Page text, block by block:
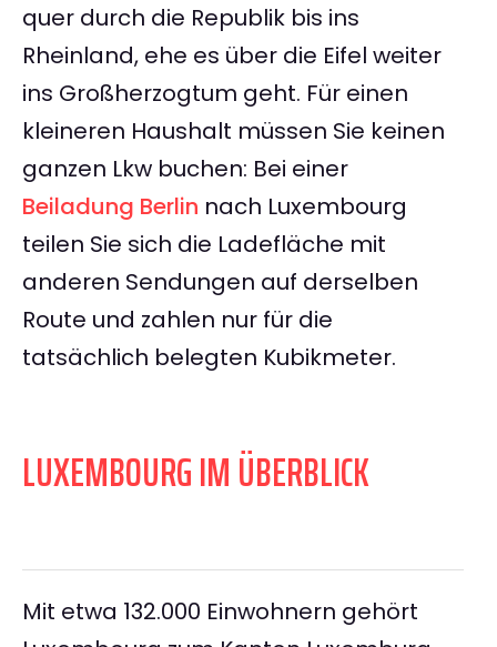
quer durch die Republik bis ins
Rheinland, ehe es über die Eifel weiter
ins Großherzogtum geht. Für einen
kleineren Haushalt müssen Sie keinen
ganzen Lkw buchen: Bei einer
Beiladung Berlin nach Luxembourg
teilen Sie sich die Ladefläche mit
anderen Sendungen auf derselben
Route und zahlen nur für die
tatsächlich belegten Kubikmeter.
LUXEMBOURG IM ÜBERBLICK
Mit etwa 132.000 Einwohnern gehört